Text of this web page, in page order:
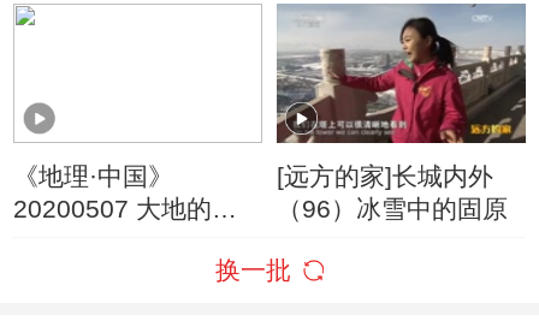
场 第三季（16）
《地理·中国》
20200507 大地的图
[远方的家]长城内外
（96）冰雪中的固原
换一批